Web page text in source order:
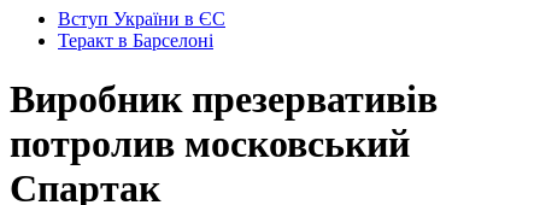
Вступ України в ЄС
Теракт в Барселоні
Виробник презервативів
потролив московський
Спартак